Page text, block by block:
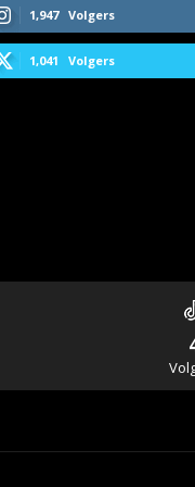
1,947 Volgers
1,041 Volgers